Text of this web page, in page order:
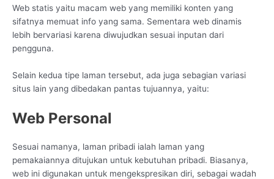
Web statis yaitu macam web yang memiliki konten yang
sifatnya memuat info yang sama. Sementara web dinamis
lebih bervariasi karena diwujudkan sesuai inputan dari
pengguna.
Selain kedua tipe laman tersebut, ada juga sebagian variasi
situs lain yang dibedakan pantas tujuannya, yaitu:
Web Personal
Sesuai namanya, laman pribadi ialah laman yang
pemakaiannya ditujukan untuk kebutuhan pribadi. Biasanya,
web ini digunakan untuk mengekspresikan diri, sebagai wadah